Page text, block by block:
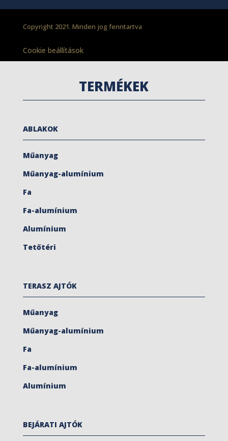
Copyright 2021. Minden jog fenntartva
Cookie beállítások
TERMÉKEK
ABLAKOK
Műanyag
Műanyag-alumínium
Fa
Fa-alumínium
Alumínium
Tetőtéri
TERASZ AJTÓK
Műanyag
Műanyag-alumínium
Fa
Fa-alumínium
Alumínium
BEJÁRATI AJTÓK